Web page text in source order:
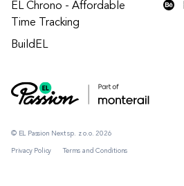
© EL Passion Next sp. z o.o. 2026
Privacy Policy Terms and Conditions
EL Chrono - Affordable
Time Tracking
BuildEL